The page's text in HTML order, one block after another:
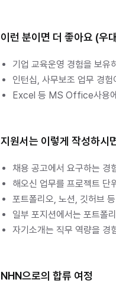
이런 분이면 더 좋아요 (우
기업 교육운영 경험을 보유
인턴십, 사무보조 업무 경험
Excel 등 MS Office사용
지원서는 이렇게 작성하시
채용 공고에서 요구하는 경
해오신 업무를 프로젝트 단
포트폴리오, 노션, 깃허브
일부 포지션에서는 포트폴
자기소개는 직무 역량을 경
NHN으로의 합류 여정